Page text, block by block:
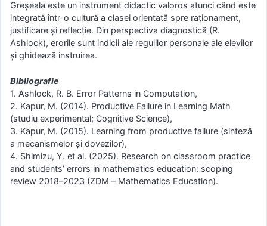
Greșeala este un instrument didactic valoros atunci când este
integrată într-o cultură a clasei orientată spre raționament,
justificare și reflecție. Din perspectiva diagnostică (R.
Ashlock), erorile sunt indicii ale regulilor personale ale elevilor
și ghidează instruirea.
Bibliografie
1. Ashlock, R. B. Error Patterns in Computation,
2. Kapur, M. (2014). Productive Failure in Learning Math
(studiu experimental; Cognitive Science),
3. Kapur, M. (2015). Learning from productive failure (sinteză
a mecanismelor și dovezilor),
4. Shimizu, Y. et al. (2025). Research on classroom practice
and students’ errors in mathematics education: scoping
review 2018–2023 (ZDM – Mathematics Education).